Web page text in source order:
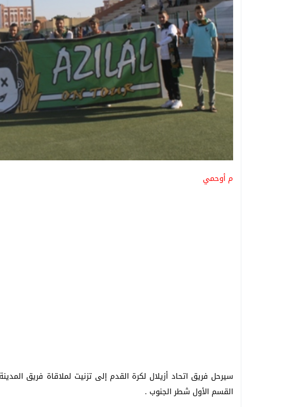
م أوحمي
القسم الأول شطر الجنوب .